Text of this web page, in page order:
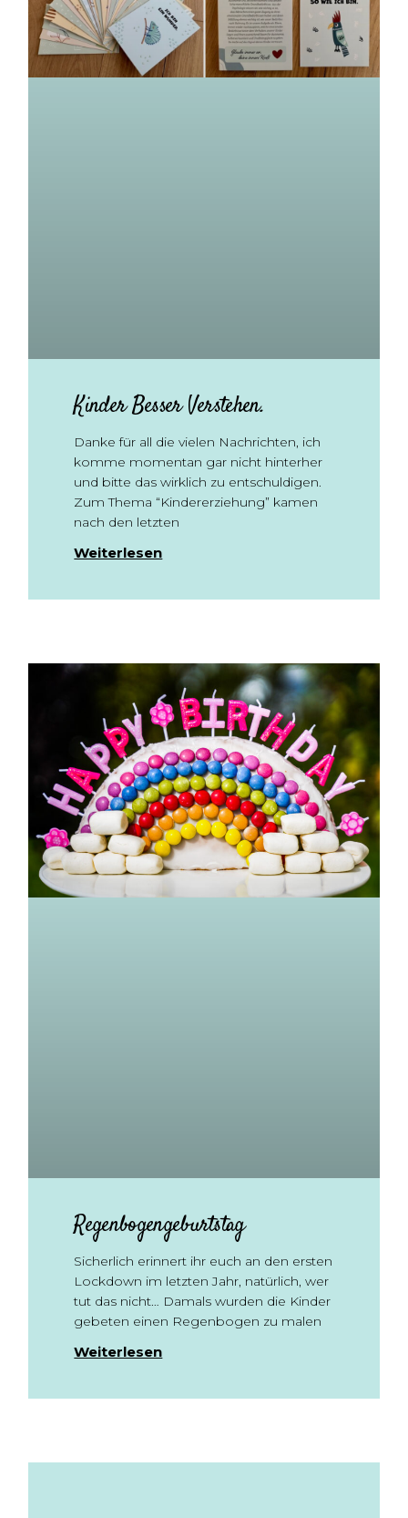
Kinder Besser Verstehen.
Danke für all die vielen Nachrichten, ich
komme momentan gar nicht hinterher
und bitte das wirklich zu entschuldigen.
Zum Thema “Kindererziehung” kamen
nach den letzten
Weiterlesen
Regenbogengeburtstag
Sicherlich erinnert ihr euch an den ersten
Lockdown im letzten Jahr, natürlich, wer
tut das nicht… Damals wurden die Kinder
gebeten einen Regenbogen zu malen
Weiterlesen